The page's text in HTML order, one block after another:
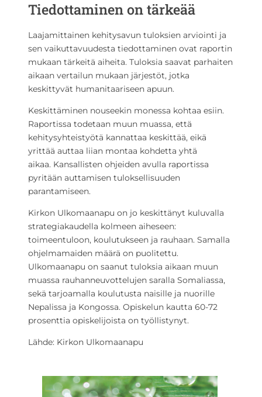
Tiedottaminen on tärkeää
Laajamittainen kehitysavun tuloksien arviointi ja
sen vaikuttavuudesta tiedottaminen ovat raportin
mukaan tärkeitä aiheita. Tuloksia saavat parhaiten
aikaan vertailun mukaan järjestöt, jotka
keskittyvät humanitaariseen apuun.
Keskittäminen nouseekin monessa kohtaa esiin.
Raportissa todetaan muun muassa, että
kehitysyhteistyötä kannattaa keskittää, eikä
yrittää auttaa liian montaa kohdetta yhtä
aikaa. Kansallisten ohjeiden avulla raportissa
pyritään auttamisen tuloksellisuuden
parantamiseen.
Kirkon Ulkomaanapu on jo keskittänyt kuluvalla
strategiakaudella kolmeen aiheseen:
toimeentuloon, koulutukseen ja rauhaan. Samalla
ohjelmamaiden määrä on puolitettu.
Ulkomaanapu on saanut tuloksia aikaan muun
muassa rauhanneuvottelujen saralla Somaliassa,
sekä tarjoamalla koulutusta naisille ja nuorille
Nepalissa ja Kongossa. Opiskelun kautta 60-72
prosenttia opiskelijoista on työllistynyt.
Lähde: Kirkon Ulkomaanapu